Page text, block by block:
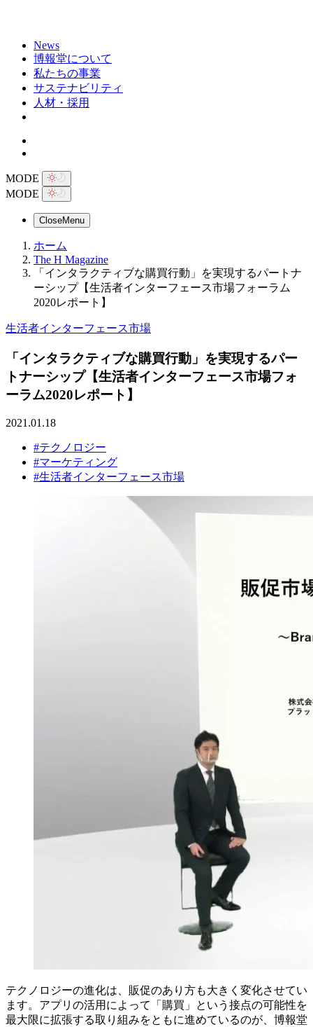
News
博報堂について
私たちの事業
サステナビリティ
人材・採用
MODE
MODE
CloseMenu
ホーム
The H Magazine
「インタラクティブな購買行動」を実現するパートナ
ーシップ【生活者インターフェース市場フォーラム
2020レポート】
生活者インターフェース市場
「インタラクティブな購買行動」を実現するパー
トナーシップ【生活者インターフェース市場フォ
ーラム2020レポート】
2021.01.18
#テクノロジー
#マーケティング
#生活者インターフェース市場
テクノロジーの進化は、販促のあり方も大きく変化させてい
ます。アプリの活用によって「購買」という接点の可能性を
最大限に拡張する取り組みをともに進めているのが、博報堂